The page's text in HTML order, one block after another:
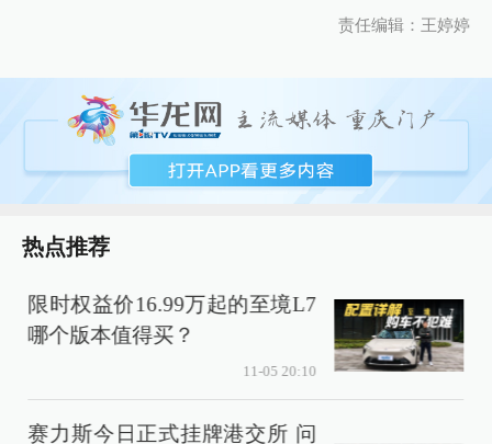
责任编辑：王婷婷
热点推荐
限时权益价16.99万起的至境L7
哪个版本值得买？
11-05 20:10
赛力斯今日正式挂牌港交所 问